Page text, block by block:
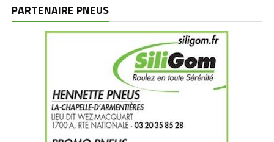
PARTENAIRE PNEUS